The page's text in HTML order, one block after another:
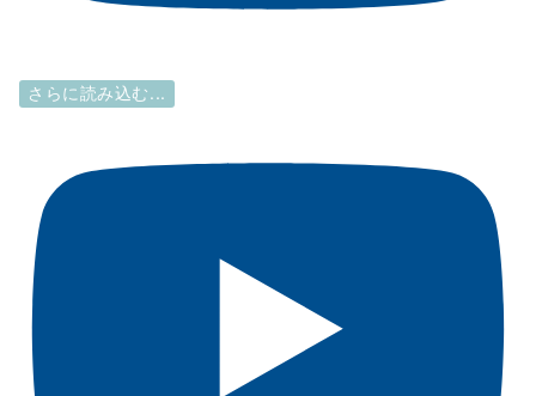
さらに読み込む...